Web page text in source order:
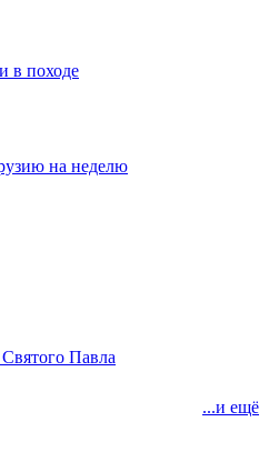
в походе
на неделю
Павла
...и ещё